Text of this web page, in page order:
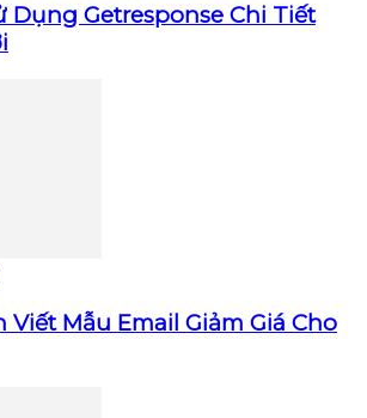
Dụng Getresponse Chi Tiết
Viết Mẫu Email Giảm Giá Cho